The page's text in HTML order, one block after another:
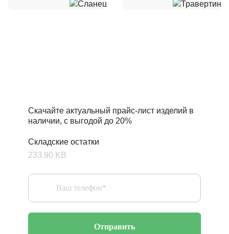
Скачайте актуальный прайс-лист изделий в
наличии, с выгодой до 20%
Складские остатки
233.90 KB
Отправить